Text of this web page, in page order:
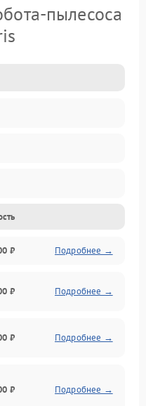
пылесоса
₽ Подробнее →
₽ Подробнее →
₽ Подробнее →
₽ Подробнее →